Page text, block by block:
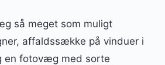
så meget som muligt
affaldssække på vinduer i
en fotovæg med sorte